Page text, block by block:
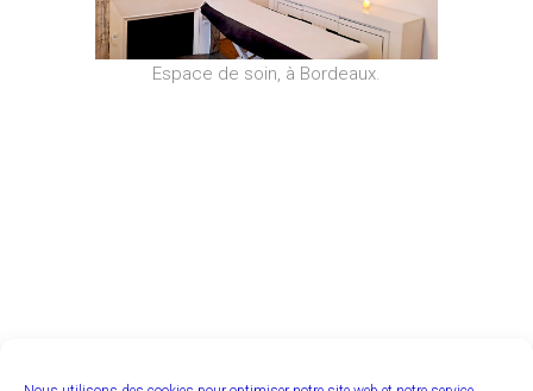
Espace de soin, à Bordeaux.